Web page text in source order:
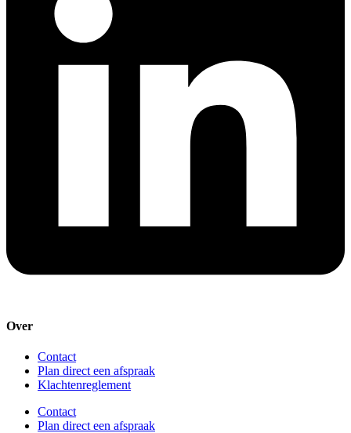
Over
Contact
Plan direct een afspraak
Klachtenreglement
Contact
Plan direct een afspraak